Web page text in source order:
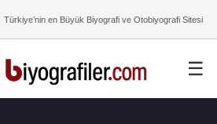
Türkiye’nin en Büyük Biyografi ve Otobiyografi Sitesi
☰